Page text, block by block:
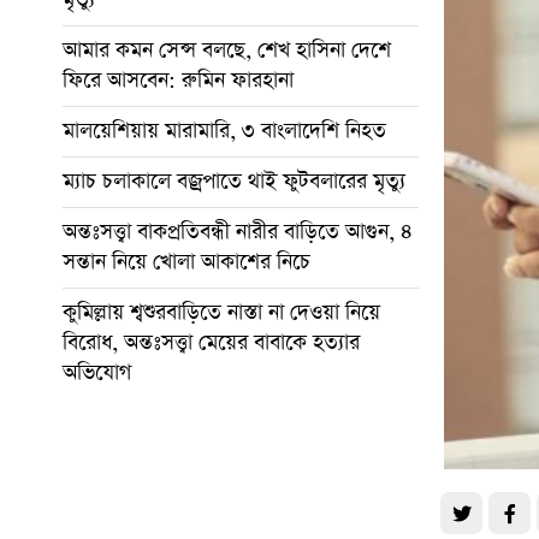
আমার কমন সেন্স বলছে, শেখ হাসিনা দেশে
ফিরে আসবেন: রুমিন ফারহানা
মালয়েশিয়ায় মারামারি, ৩ বাংলাদেশি নিহত
ম্যাচ চলাকালে বজ্রপাতে থাই ফুটবলারের মৃত্যু
অন্তঃসত্ত্বা বাকপ্রতিবন্ধী নারীর বাড়িতে আগুন, ৪
সন্তান নিয়ে খোলা আকাশের নিচে
কুমিল্লায় শ্বশুরবাড়িতে নাস্তা না দেওয়া নিয়ে
বিরোধ, অন্তঃসত্ত্বা মেয়ের বাবাকে হত্যার
অভিযোগ